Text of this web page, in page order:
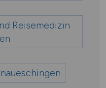
Reisemedizin